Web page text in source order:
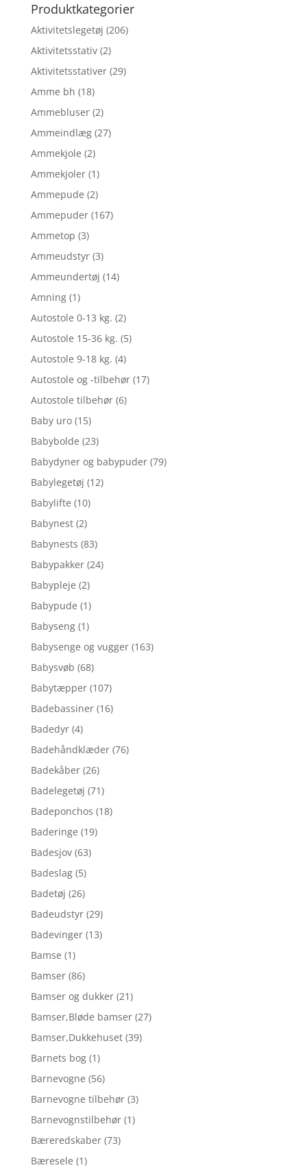
Produktkategorier
Aktivitetslegetøj (206)
Aktivitetsstativ (2)
Aktivitetsstativer (29)
Amme bh (18)
Ammebluser (2)
Ammeindlæg (27)
Ammekjole (2)
Ammekjoler (1)
Ammepude (2)
Ammepuder (167)
Ammetop (3)
Ammeudstyr (3)
Ammeundertøj (14)
Amning (1)
Autostole 0-13 kg. (2)
Autostole 15-36 kg. (5)
Autostole 9-18 kg. (4)
Autostole og -tilbehør (17)
Autostole tilbehør (6)
Baby uro (15)
Babybolde (23)
Babydyner og babypuder (79)
Babylegetøj (12)
Babylifte (10)
Babynest (2)
Babynests (83)
Babypakker (24)
Babypleje (2)
Babypude (1)
Babyseng (1)
Babysenge og vugger (163)
Babysvøb (68)
Babytæpper (107)
Badebassiner (16)
Badedyr (4)
Badehåndklæder (76)
Badekåber (26)
Badelegetøj (71)
Badeponchos (18)
Baderinge (19)
Badesjov (63)
Badeslag (5)
Badetøj (26)
Badeudstyr (29)
Badevinger (13)
Bamse (1)
Bamser (86)
Bamser og dukker (21)
Bamser,Bløde bamser (27)
Bamser,Dukkehuset (39)
Barnets bog (1)
Barnevogne (56)
Barnevogne tilbehør (3)
Barnevognstilbehør (1)
Bæreredskaber (73)
Bæresele (1)